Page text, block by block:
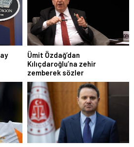
Ümit Özdağ’dan
Kılıçdaroğlu’na zehir
zemberek sözler